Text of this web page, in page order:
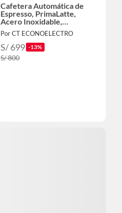
Cafetera Automática de
Espresso, PrimaLatte,
Acero Inoxidable,
BVSTEM6604R-053
Por CT ECONOELECTRO
S/ 699 -13%
S/ 800